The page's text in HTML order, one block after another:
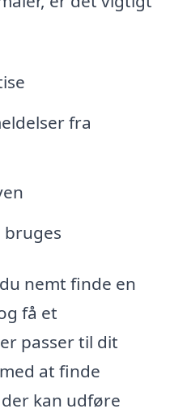
fra
bruges
nemt finde en
få et
passer til dit
at finde
kan udføre